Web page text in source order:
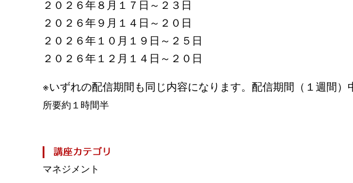
２０２６年８月１７日～２３日
２０２６年９月１４日～２０日
２０２６年１０月１９日～２５日
２０２６年１２月１４日～２０日
※いずれの配信期間も同じ内容になります。配信期間（１週間）
所要約１時間半
マネジメント